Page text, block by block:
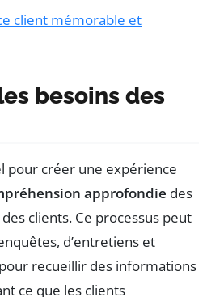
client mémorable et
besoins des
pour créer une expérience
approfondie des
clients. Ce processus peut
d’entretiens et
pour recueillir des informations
ce que les clients